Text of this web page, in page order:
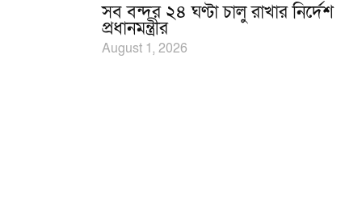
সব বন্দর ২৪ ঘণ্টা চালু রাখার নির্দেশ
প্রধানমন্ত্রীর
August 1, 2026